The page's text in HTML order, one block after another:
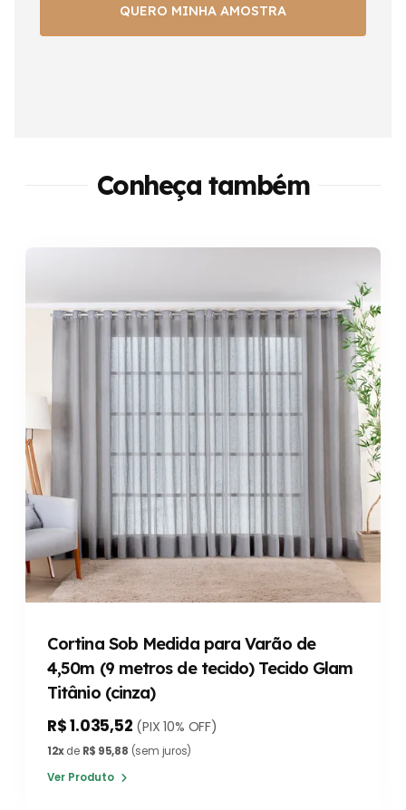
Conheça também
Cortina Sob Medida para Varão de
4,50m (9 metros de tecido) Tecido Glam
Titânio (cinza)
R$ 1.035,52 (PIX 10% OFF)
12xde R$ 95,88 (sem juros)
Ver Produto